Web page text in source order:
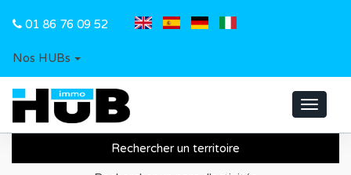
01 86 76 09 52
Nos HUBs
Toggle
Rechercher un territoire